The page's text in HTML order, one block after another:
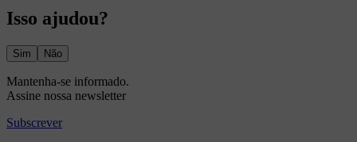
Isso ajudou?
Sim Não